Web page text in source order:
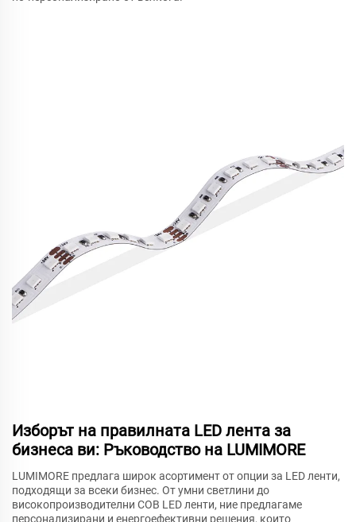
Изборът на правилната LED лента за
бизнеса ви: Ръководство на LUMIMORE
LUMIMORE предлага широк асортимент от опции за LED ленти,
подходящи за всеки бизнес. От умни светлини до
високопроизводителни COB LED ленти, ние предлагаме
персонализирани и енергоефективни решения, които